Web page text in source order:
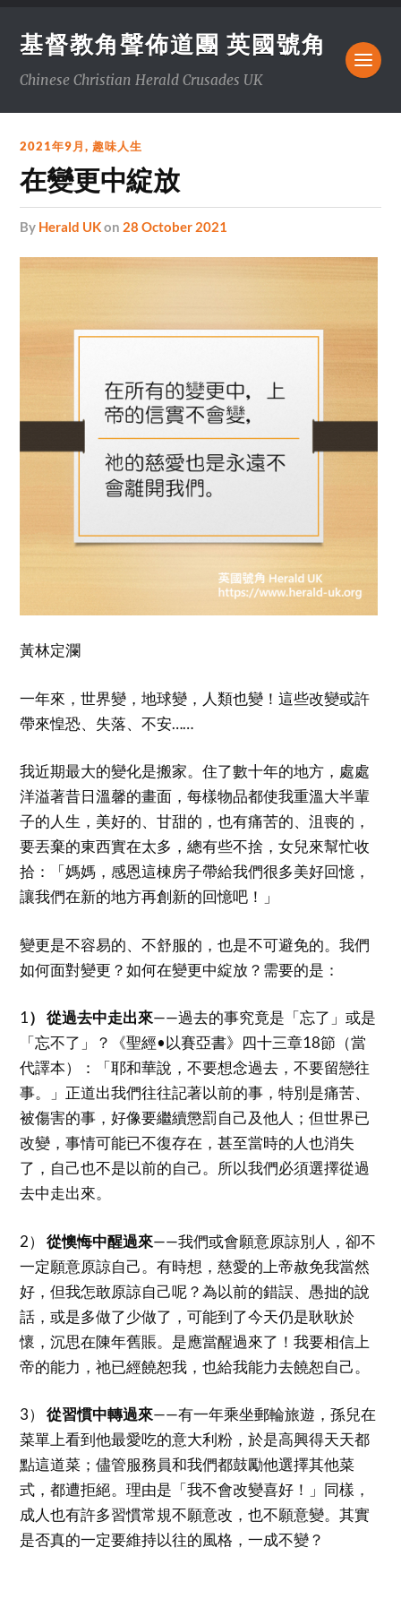
基督教角聲佈道團 英國號角
Chinese Christian Herald Crusades UK
2021年9月,趣味人生
在變更中綻放
by Herald UKon 28 October 2021
黃林定瀾
一年來，世界變，地球變，人類也變！這些改變或許
帶來惶恐、失落、不安……
我近期最大的變化是搬家。住了數十年的地方，處處
洋溢著昔日溫馨的畫面，每樣物品都使我重溫大半輩
子的人生，美好的、甘甜的，也有痛苦的、沮喪的，
要丟棄的東西實在太多，總有些不捨，女兒來幫忙收
拾：「媽媽，感恩這棟房子帶給我們很多美好回憶，
讓我們在新的地方再創新的回憶吧！」
變更是不容易的、不舒服的，也是不可避免的。我們
如何面對變更？如何在變更中綻放？需要的是：
1） 從過去中走出來——過去的事究竟是「忘了」或是
「忘不了」？《聖經•以賽亞書》四十三章18節（當
代譯本）：「耶和華說，不要想念過去，不要留戀往
事。」正道出我們往往記著以前的事，特別是痛苦、
被傷害的事，好像要繼續懲罰自己及他人；但世界已
改變，事情可能已不復存在，甚至當時的人也消失
了，自己也不是以前的自己。所以我們必須選擇從過
去中走出來。
2） 從懊悔中醒過來——我們或會願意原諒別人，卻不
一定願意原諒自己。有時想，慈愛的上帝赦免我當然
好，但我怎敢原諒自己呢？為以前的錯誤、愚拙的說
話，或是多做了少做了，可能到了今天仍是耿耿於
懷，沉思在陳年舊賬。是應當醒過來了！我要相信上
帝的能力，祂已經饒恕我，也給我能力去饒恕自己。
3） 從習慣中轉過來——有一年乘坐郵輪旅遊，孫兒在
菜單上看到他最愛吃的意大利粉，於是高興得天天都
點這道菜；儘管服務員和我們都鼓勵他選擇其他菜
式，都遭拒絕。理由是「我不會改變喜好！」同樣，
成人也有許多習慣常規不願意改，也不願意變。其實
是否真的一定要維持以往的風格，一成不變？